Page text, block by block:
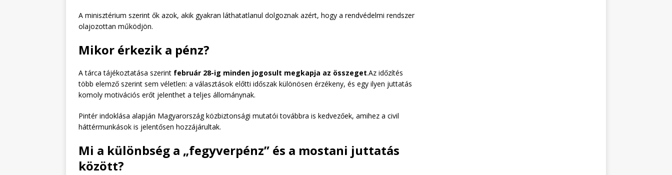
A minisztérium szerint ők azok, akik gyakran láthatatlanul dolgoznak azért, hogy a rendvédelmi rendszer
olajozottan működjön.
Mikor érkezik a pénz?
A tárca tájékoztatása szerint február 28-ig minden jogosult megkapja az összeget.Az időzítés
több elemző szerint sem véletlen: a választások előtti időszak különösen érzékeny, és egy ilyen juttatás
komoly motivációs erőt jelenthet a teljes állománynak.
Pintér indoklása alapján Magyarország közbiztonsági mutatói továbbra is kedvezőek, amihez a civil
háttérmunkások is jelentősen hozzájárultak.
Mi a különbség a „fegyverpénz” és a mostani juttatás
között?